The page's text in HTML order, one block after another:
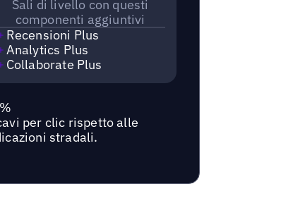
Sali di livello con questi
componenti aggiuntivi
Recensioni Plus
Analytics Plus
Collaborate Plus
per clic rispetto alle
stradali.